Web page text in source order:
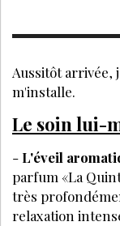
Aussitôt arrivée,
m'installe.
Le soin lui-
-L'éveil
parfum «La
très
relaxation